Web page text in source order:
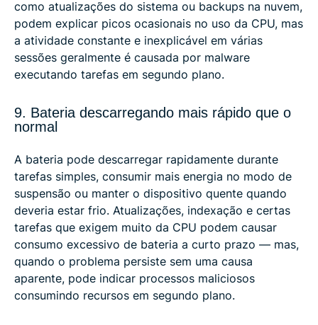
como atualizações do sistema ou backups na nuvem,
podem explicar picos ocasionais no uso da CPU, mas
a atividade constante e inexplicável em várias
sessões geralmente é causada por malware
executando tarefas em segundo plano.
9. Bateria descarregando mais rápido que o
normal
A bateria pode descarregar rapidamente durante
tarefas simples, consumir mais energia no modo de
suspensão ou manter o dispositivo quente quando
deveria estar frio. Atualizações, indexação e certas
tarefas que exigem muito da CPU podem causar
consumo excessivo de bateria a curto prazo — mas,
quando o problema persiste sem uma causa
aparente, pode indicar processos maliciosos
consumindo recursos em segundo plano.